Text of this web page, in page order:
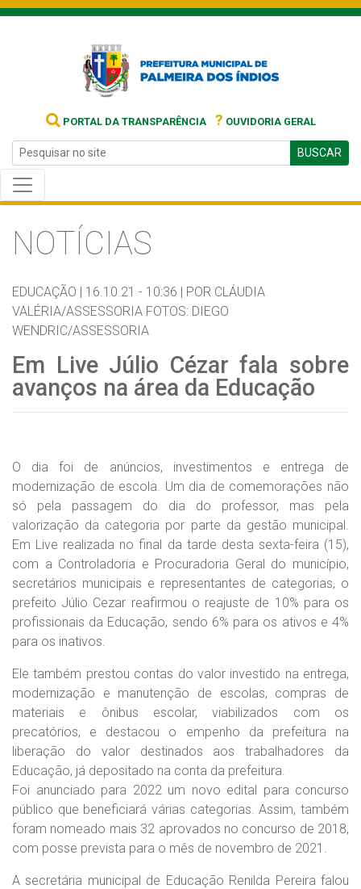
PORTAL DA TRANSPARÊNCIA ? OUVIDORIA GERAL
BUSCAR
NOTÍCIAS
EDUCAÇÃO | 16.10.21 - 10:36 | POR CLÁUDIA
VALÉRIA/ASSESSORIA FOTOS: DIEGO
WENDRIC/ASSESSORIA
Em Live Júlio Cézar fala sobre
avanços na área da Educação
O dia foi de anúncios, investimentos e entrega de
modernização de escola. Um dia de comemorações não
só pela passagem do dia do professor, mas pela
valorização da categoria por parte da gestão municipal.
Em Live realizada no final da tarde desta sexta-feira (15),
com a Controladoria e Procuradoria Geral do município,
secretários municipais e representantes de categorias, o
prefeito Júlio Cezar reafirmou o reajuste de 10% para os
profissionais da Educação, sendo 6% para os ativos e 4%
para os inativos.
Ele também prestou contas do valor investido na entrega,
modernização e manutenção de escolas, compras de
materiais e ônibus escolar, viabilizados com os
precatórios, e destacou o empenho da prefeitura na
liberação do valor destinados aos trabalhadores da
Educação, já depositado na conta da prefeitura.
Foi anunciado para 2022 um novo edital para concurso
público que beneficiará várias categorias. Assim, também
foram nomeado mais 32 aprovados no concurso de 2018,
com posse prevista para o mês de novembro de 2021.
A secretária municipal de Educação Renilda Pereira falou